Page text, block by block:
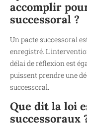
accomplir
successoral ?
Un pacte successoral
enregistré.
délai de réflexion est
puissent prendre une
successoral.
Que dit la loi
successoraux